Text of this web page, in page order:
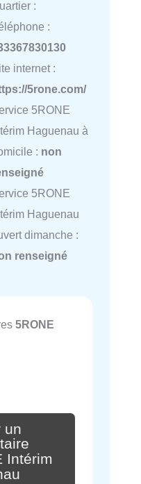
:
:
internet :
5rone.com/
5RONE
Haguenau à
: non
5RONE
Haguenau
dimanche :
renseigné
5RONE
un
Intérim